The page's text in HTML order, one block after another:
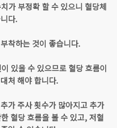
가 부정확 할 수 있으니 혈당체
다.
착하는 것이 좋습니다.
있을 수 있으므로 혈당 흐름이
처 해야 합니다.
가 주사 횟수가 많아지고 추가
혈당 흐름을 볼 수 있고, 저혈